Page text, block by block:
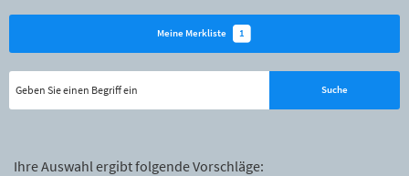
Meine Merkliste 1
Ihre Auswahl ergibt folgende Vorschläge: